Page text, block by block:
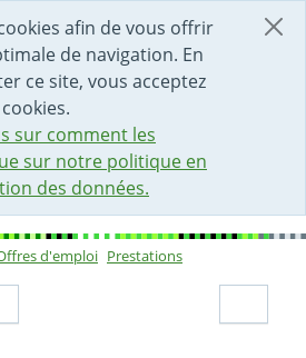
afin de vous offrir
de navigation. En
ce site, vous acceptez
sur comment les
sur notre politique en
des données.
DE LA PAGE
RECHERCHE
d'emploi Prestations